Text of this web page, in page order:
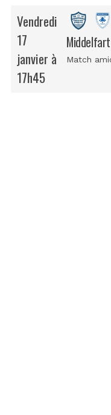
Vendredi
17
janvier à
17h45
Match